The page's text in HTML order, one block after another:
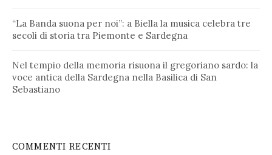
“La Banda suona per noi”: a Biella la musica celebra tre
secoli di storia tra Piemonte e Sardegna
Nel tempio della memoria risuona il gregoriano sardo: la
voce antica della Sardegna nella Basilica di San
Sebastiano
COMMENTI RECENTI